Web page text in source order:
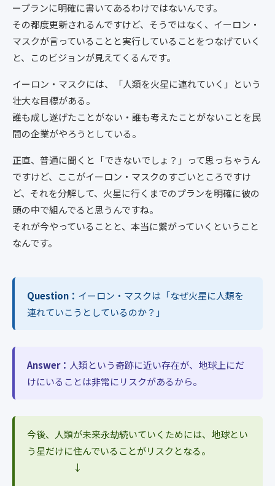
ープランに明確に書いてあるわけではないんです。
その都度更新されるんですけど、そうではなく、イーロン・
マスクが言っていることと実行していることをつなげていく
と、このビジョンが見えてくるんです。
イーロン・マスクには、「人類を火星に連れていく」という
壮大な目標がある。
誰も成し遂げたことがない・誰も考えたことがないことを民
間の企業がやろうとしている。
正直、普通に聞くと「できないでしょ？」って思っちゃうん
ですけど、ここがイーロン・マスクのすごいところですけ
ど、それを分解して、火星に行くまでのプランを明確に彼の
頭の中で組んでると思うんですね。
それが今やっていることと、本当に繋がっていくということ
なんです。
Question： イーロン・マスクは「なぜ火星に人類を
連れていこうとしているのか？」
Answer： 人類という奇跡に近い存在が、地球上にだ
けにいることは非常にリスクがあるから。
今後、人類が未来永劫続いていくためには、地球とい
う星だけに住んでいることがリスクとなる。
↓